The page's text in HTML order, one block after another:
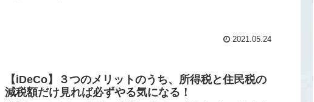
2021.05.24
【iDeCo】３つのメリットのうち、所得税と住民税の
減税額だけ見れば必ずやる気になる！